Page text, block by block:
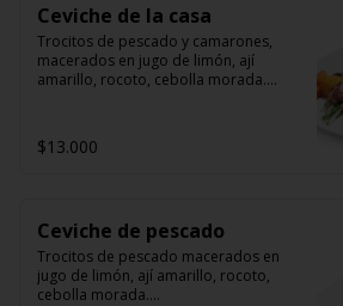
Ceviche de la casa
Trocitos de pescado y camarones,
macerados en jugo de limón, ají
amarillo, rocoto, cebolla morada.
$13.000
Ceviche de pescado
Trocitos de pescado macerados en
jugo de limón, ají amarillo, rocoto,
cebolla morada.